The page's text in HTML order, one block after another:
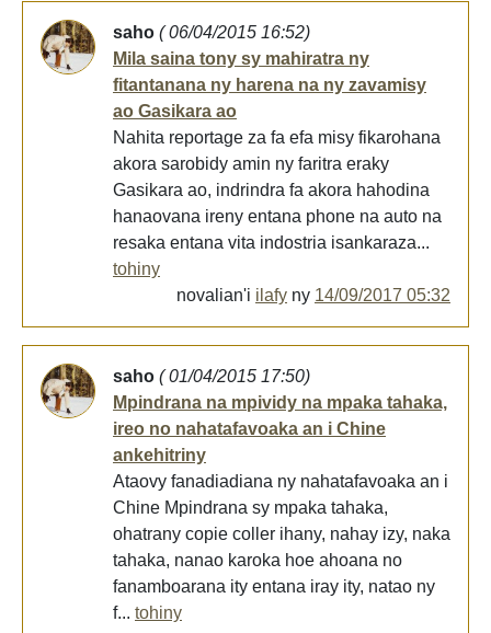
saho ( 06/04/2015 16:52)
Mila saina tony sy mahiratra ny
fitantanana ny harena na ny zavamisy
ao Gasikara ao
Nahita reportage za fa efa misy fikarohana
akora sarobidy amin ny faritra eraky
Gasikara ao, indrindra fa akora hahodina
hanaovana ireny entana phone na auto na
resaka entana vita indostria isankaraza...
tohiny
novalian'i ilafy ny 14/09/2017 05:32
saho ( 01/04/2015 17:50)
Mpindrana na mpividy na mpaka tahaka,
ireo no nahatafavoaka an i Chine
ankehitriny
Ataovy fanadiadiana ny nahatafavoaka an i
Chine Mpindrana sy mpaka tahaka,
ohatrany copie coller ihany, nahay izy, naka
tahaka, nanao karoka hoe ahoana no
fanamboarana ity entana iray ity, natao ny
f... tohiny